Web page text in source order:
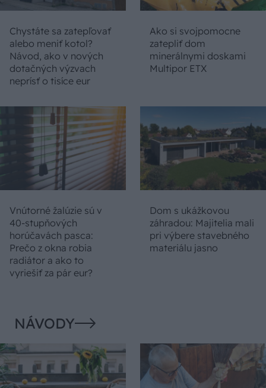
Chystáte sa zatepľovať
alebo meniť kotol?
Návod, ako v nových
dotačných výzvach
neprísť o tisíce eur
Ako si svojpomocne
zatepliť dom
minerálnymi doskami
Multipor ETX
Vnútorné žalúzie sú v
40-stupňových
horúčavách pasca:
Prečo z okna robia
radiátor a ako to
vyriešiť za pár eur?
Dom s ukážkovou
záhradou: Majitelia mali
pri výbere stavebného
materiálu jasno
NÁVODY